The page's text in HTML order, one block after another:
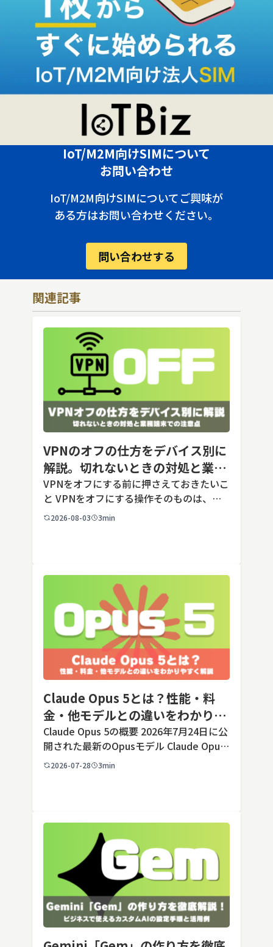
IoT/M2M向けSIMについて
お問い合わせ
IoT/M2M向けSIMについてご興味が
ある方はお問い合わせください。
問い合わせする
関連記事
VPNのオフの仕方をデバイス別に
解説。切れないときの対処と業務
端末での注意点
VPNをオフにする前に押さえておきたいこ
と VPNをオフにする操作そのものは、ど
の端末でも数タップから数クリックで完了
2026-08-03 3min
Claude Opus 5とは？性能・料
金・他モデルとの違いをわかりや
すく解説
Claude Opus 5の概要 2026年7月24日に公
開された最新のOpusモデル Claude Opus
5は、米国のAI企業Anthropic（アンソロピ
2026-07-28 3min